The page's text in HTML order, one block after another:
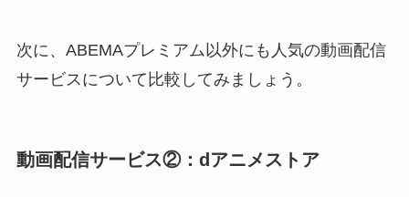
次に、ABEMAプレミアム以外にも人気の動画配信
サービスについて比較してみましょう。
動画配信サービス②：dアニメストア